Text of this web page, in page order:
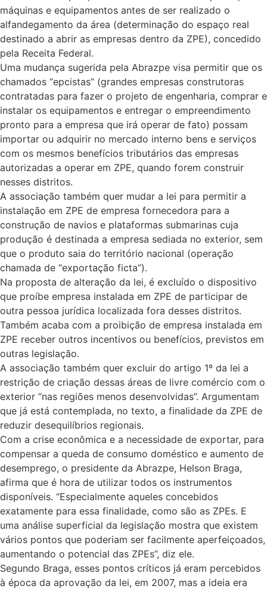
máquinas e equipamentos antes de ser realizado o
alfandegamento da área (determinação do espaço real
destinado a abrir as empresas dentro da ZPE), concedido
pela Receita Federal.
Uma mudança sugerida pela Abrazpe visa permitir que os
chamados “epcistas” (grandes empresas construtoras
contratadas para fazer o projeto de engenharia, comprar e
instalar os equipamentos e entregar o empreendimento
pronto para a empresa que irá operar de fato) possam
importar ou adquirir no mercado interno bens e serviços
com os mesmos benefícios tributários das empresas
autorizadas a operar em ZPE, quando forem construir
nesses distritos.
A associação também quer mudar a lei para permitir a
instalação em ZPE de empresa fornecedora para a
construção de navios e plataformas submarinas cuja
produção é destinada a empresa sediada no exterior, sem
que o produto saia do território nacional (operação
chamada de “exportação ficta”).
Na proposta de alteração da lei, é excluído o dispositivo
que proíbe empresa instalada em ZPE de participar de
outra pessoa jurídica localizada fora desses distritos.
Também acaba com a proibição de empresa instalada em
ZPE receber outros incentivos ou benefícios, previstos em
outras legislação.
A associação também quer excluir do artigo 1º da lei a
restrição de criação dessas áreas de livre comércio com o
exterior “nas regiões menos desenvolvidas”. Argumentam
que já está contemplada, no texto, a finalidade da ZPE de
reduzir desequilíbrios regionais.
Com a crise econômica e a necessidade de exportar, para
compensar a queda de consumo doméstico e aumento de
desemprego, o presidente da Abrazpe, Helson Braga,
afirma que é hora de utilizar todos os instrumentos
disponíveis. “Especialmente aqueles concebidos
exatamente para essa finalidade, como são as ZPEs. E
uma análise superficial da legislação mostra que existem
vários pontos que poderiam ser facilmente aperfeiçoados,
aumentando o potencial das ZPEs”, diz ele.
Segundo Braga, esses pontos críticos já eram percebidos
à época da aprovação da lei, em 2007, mas a ideia era